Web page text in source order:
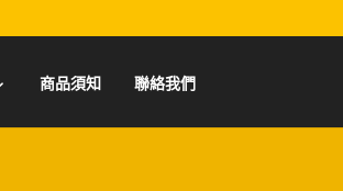
商品須知 聯絡我們